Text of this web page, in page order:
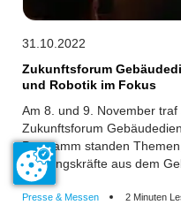
31.10.2022
Zukunftsforum
und Robotik im Fokus
Am 8. und 9. November
Zukunftsforum
Programm standen
Führungskräfte aus dem
bewegen, zum Beispiel der
Nachhaltigkeit oder
Presse & Messen 2 Minuten